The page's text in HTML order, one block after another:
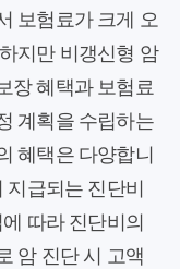
보험료가 크게 오
지만 비갱신형 암
장 혜택과 보험료
계획을 수립하는
혜택은 다양합니
급되는 진단비
따라 진단비의
암 진단 시 고액